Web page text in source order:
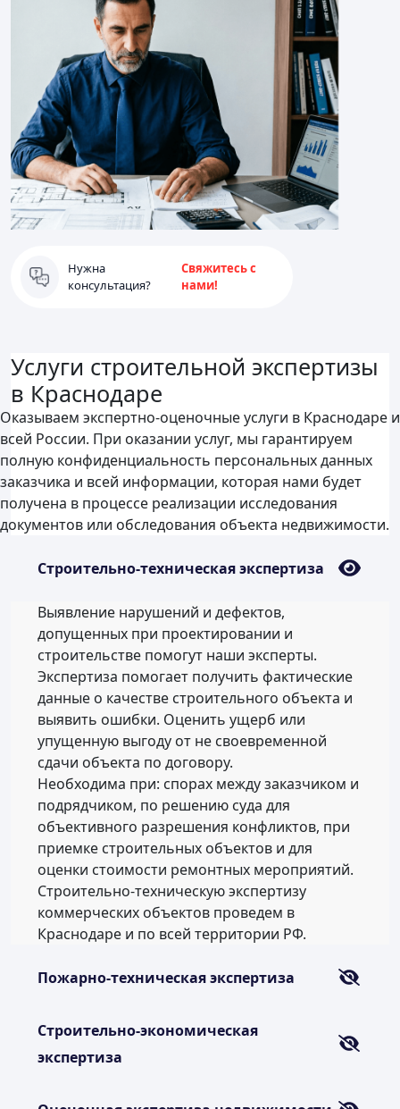
Нужна
консультация?
Свяжитесь с
нами!
Услуги строительной экспертизы
в Краснодаре
Оказываем экспертно-оценочные услуги в Краснодаре и
всей России. При оказании услуг, мы гарантируем
полную конфиденциальность персональных данных
заказчика и всей информации, которая нами будет
получена в процессе реализации исследования
документов или обследования объекта недвижимости.
Строительно-техническая экспертиза
Выявление нарушений и дефектов,
допущенных при проектировании и
строительстве помогут наши эксперты.
Экспертиза помогает получить фактические
данные о качестве строительного объекта и
выявить ошибки. Оценить ущерб или
упущенную выгоду от не своевременной
сдачи объекта по договору.
Необходима при: спорах между заказчиком и
подрядчиком, по решению суда для
объективного разрешения конфликтов, при
приемке строительных объектов и для
оценки стоимости ремонтных мероприятий.
Строительно-техническую экспертизу
коммерческих объектов проведем в
Краснодаре и по всей территории РФ.
Пожарно-техническая экспертиза
Строительно-экономическая
экспертиза